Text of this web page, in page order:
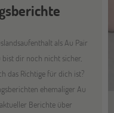
als Au Pair
dir noch nicht sicher,
das Richtige für dich ist?
ehemaliger Au
Berichte über